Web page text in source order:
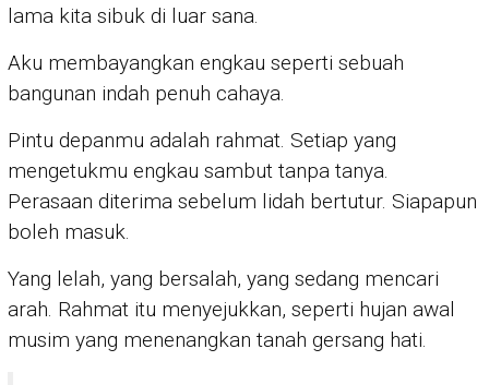
lama kita sibuk di luar sana.
Aku membayangkan engkau seperti sebuah
bangunan indah penuh cahaya.
Pintu depanmu adalah rahmat. Setiap yang
mengetukmu engkau sambut tanpa tanya.
Perasaan diterima sebelum lidah bertutur. Siapapun
boleh masuk.
Yang lelah, yang bersalah, yang sedang mencari
arah. Rahmat itu menyejukkan, seperti hujan awal
musim yang menenangkan tanah gersang hati.